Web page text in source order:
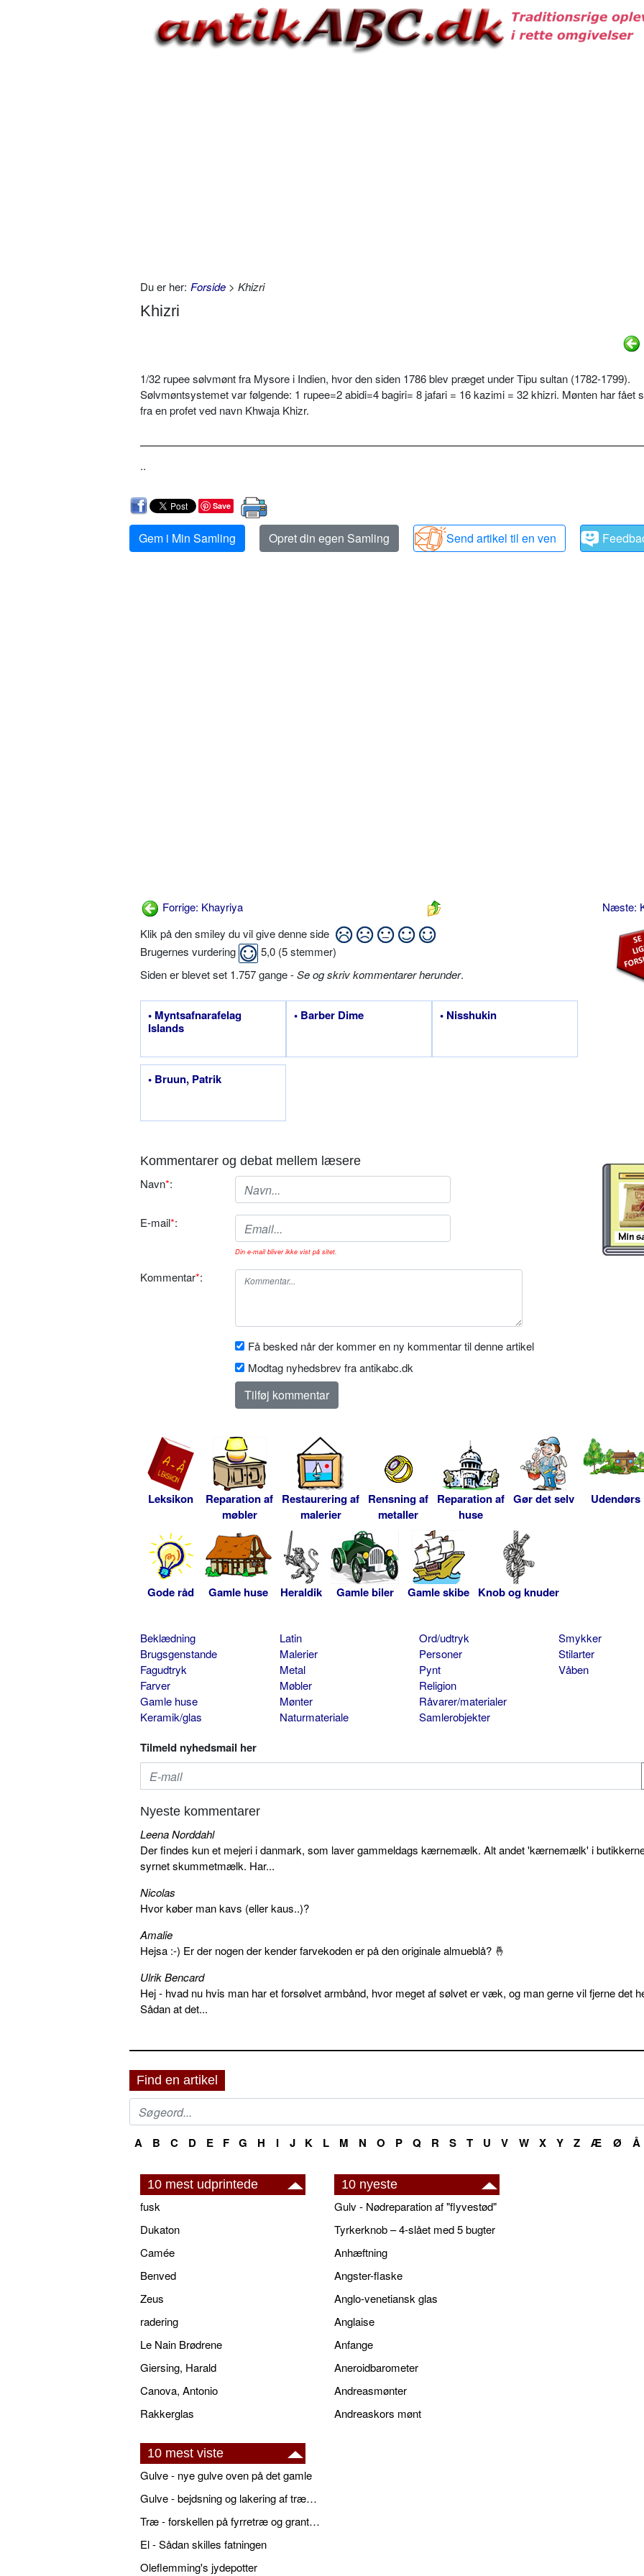
Du er her: Forside > Khizri
Khizri
1/32 rupee sølvmønt fra Mysore i Indien, hvor den siden 1786 blev præget under Tipu sultan (1782-1799).
Sølvmøntsystemet var følgende: 1 rupee=2 abidi=4 bagiri= 8 jafari = 16 kazimi = 32 khizri. Mønten har fået
fra en profet ved navn Khwaja Khizr.
..
Save
Gem i Min Samling Opret din egen Samling Send artikel til en ven
Forrige: Khayriya
Næste:
Klik på den smiley du vil give denne side
Brugernes vurdering
5,0 (5stemmer)
Siden er blevet set 1.757 gange -Se og skriv kommentarer herunder.
• Myntsafnarafelag
Islands
• Barber Dime • Nisshukin
• Bruun, Patrik
Kommentarer og debat mellem læsere
Navn*:
E-mail*:
Din e-mail bliver ikke vist på sitet.
Kommentar*:
Få besked når der kommer en ny kommentar til denne artikel
Modtag nyhedsbrev fra antikabc.dk
Leksikon
Reparation af
møbler
Restaurering af
malerier
Rensning af
metaller
Reparation af
huse
Gør det selv Udendørs
Gode råd Gamle huse Heraldik Gamle biler Gamle skibe Knob og knuder
Beklædning
Brugsgenstande
Fagudtryk
Farver
Gamle huse
Keramik/glas
Latin
Malerier
Metal
Møbler
Mønter
Naturmateriale
Ord/udtryk
Personer
Pynt
Religion
Råvarer/materialer
Samlerobjekter
Smykker
Stilarter
Våben
Tilmeld nyhedsmail her
Nyeste kommentarer
Leena Norddahl
Der findes kun et mejeri i danmark, som laver gammeldags kærnemælk. Alt andet 'kærnemælk' i
syrnet skummetmælk. Har...
Nicolas
Hvor køber man kavs (eller kaus..)?
Amalie
Hejsa :-) Er der nogen der kender farvekoden er på den originale almueblå? 🤞
Ulrik Bencard
Hej - hvad nu hvis man har et forsølvet armbånd, hvor meget af sølvet er væk, og man gerne vil fjerne det
Sådan at det...
Find en artikel
A B C D E F G H I J K L M N O P Q R S T U V W X Y Z Æ Ø Å
10 mest udprintede
fusk
Dukaton
Camée
Benved
Zeus
radering
Le Nain Brødrene
Giersing, Harald
Canova, Antonio
Rakkerglas
10 nyeste
Gulv - Nødreparation af "flyvestød"
Tyrkerknob – 4-slået med 5 bugter
Anhæftning
Angster-flaske
Anglo-venetiansk glas
Anglaise
Anfange
Aneroidbarometer
Andreasmønter
Andreaskors mønt
10 mest viste
Gulve - nye gulve oven på det gamle
Gulve - bejdsning og lakering af trægulve
Træ - forskellen på fyrretræ og grantræ
El - Sådan skilles fatningen
Oleflemming's jydepotter